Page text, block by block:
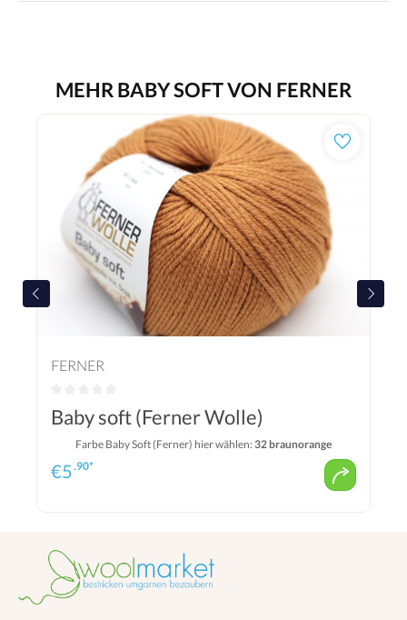
MEHR BABY SOFT VON FERNER
FERNER
Baby soft (Ferner Wolle)
Farbe Baby Soft (Ferner) hier wählen: 32 braunorange
€5.90*